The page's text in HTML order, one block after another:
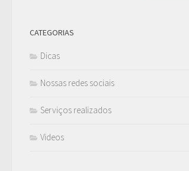
CATEGORIAS
Dicas
Nossas redes sociais
Serviços realizados
Videos